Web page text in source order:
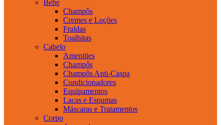
Bebe
Champôs
Cremes e Loções
Fraldas
Toalhitas
Cabelo
Amenities
Champôs
Champôs Anti-Caspa
Condicionadores
Equipamentos
Lacas e Espumas
Máscaras e Tratamentos
Corpo